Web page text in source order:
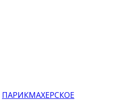
ПАРИКМАХЕРСКОЕ